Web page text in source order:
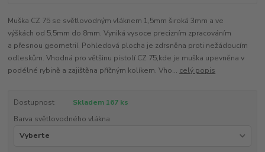
Muška CZ 75 se světlovodným vláknem 1,5mm široká 3mm a ve
výškách od 5,5mm do 8mm. Vyniká vysoce precizním zpracováním
a přesnou geometrií. Pohledová plocha je zdrsněna proti nežádoucím
odleskům. Vhodná pro většinu pistolí CZ 75,kde je muška upevněna v
podélné rybině a zajištěna příčným kolíkem. Vho... celý popis
Dostupnost
Skladem 167 ks
Barva světlovodného vlákna